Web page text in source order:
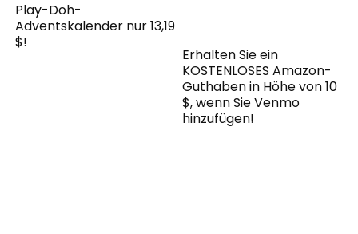
Play-Doh-
Adventskalender nur 13,19
$!
Erhalten Sie ein
KOSTENLOSES Amazon-
Guthaben in Höhe von 10
$, wenn Sie Venmo
hinzufügen!